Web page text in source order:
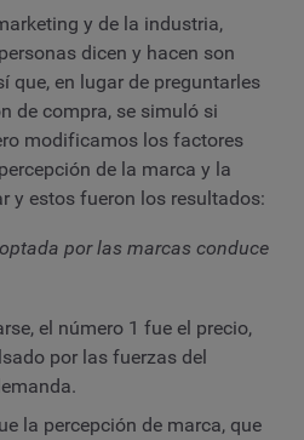
y de la industria,
dicen y hacen son
que, en lugar de preguntarles
de compra, se simuló si
modificamos los factores
de la marca y la
y estos fueron los resultados:
por las marcas conduce
el número 1 fue el precio,
por las fuerzas del
la percepción de marca, que